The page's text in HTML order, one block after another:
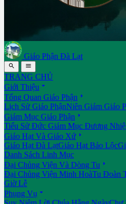
Giáo Phận Đà Lạt
 
TRANG CHỦ
Giới Thiệu 
Tổng Quan Giáo Phận 
Lịch Sử Giáo PhậnNiên Giám Giáo
Giám Mục Giáo Phận 
Tiểu Sử Đức Giám Mục Đương
Giáo Hạt Và Giáo Xứ 
Giáo Hạt Đà LạtGiáo Hạt Bảo Lộc
Danh Sách Linh Mục
Đại Chủng Viện Và Dòng Tu 
Đại Chủng Viện Minh HoàTu Đoàn
Giờ Lễ
Phụng Vụ 